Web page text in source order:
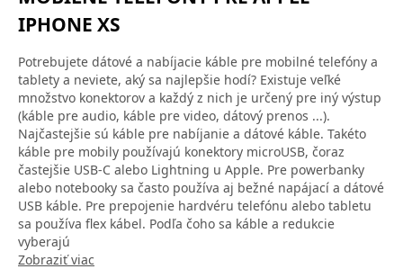
IPHONE XS
Potrebujete dátové a nabíjacie káble pre mobilné telefóny a
tablety a neviete, aký sa najlepšie hodí? Existuje veľké
množstvo konektorov a každý z nich je určený pre iný výstup
(káble pre audio, káble pre video, dátový prenos ...).
Najčastejšie sú káble pre nabíjanie a dátové káble. Takéto
káble pre mobily používajú konektory microUSB, čoraz
častejšie USB-C alebo Lightning u Apple. Pre powerbanky
alebo notebooky sa často používa aj bežné napájací a dátové
USB káble. Pre prepojenie hardvéru telefónu alebo tabletu
sa používa flex kábel. Podľa čoho sa káble a redukcie
vyberajú
Zobraziť viac